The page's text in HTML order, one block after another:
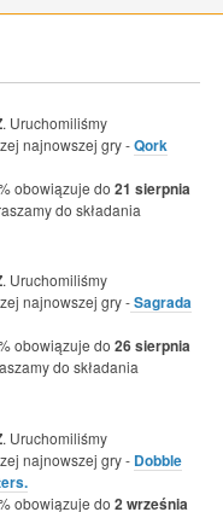
. Uruchomiliśmy
najnowszej gry -Qork
obowiązuje do 21 sierpnia
do składania
. Uruchomiliśmy
najnowszej gry -Sagrada
obowiązuje do 26 sierpnia
do składania
. Uruchomiliśmy
najnowszej gry - Dobble
obowiązuje do 2 września